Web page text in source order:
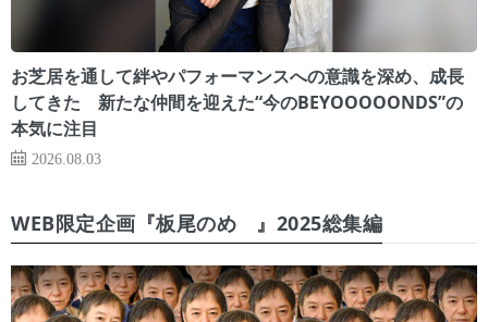
お芝居を通して絆やパフォーマンスへの意識を深め、成長
してきた 新たな仲間を迎えた“今のBEYOOOOONDS”の
本気に注目
2026.08.03
WEB限定企画『板尾のめ゙』2025総集編